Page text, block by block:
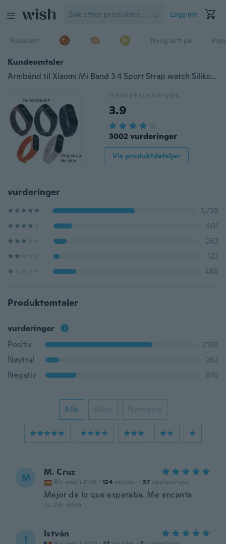
Logg inn
Populært Nylig sett på
Kundeomtaler
Armbånd til Xiaomi Mi Band 3 4 Sport Strap watch Silikon armbånd For xiaomi mi band 3 4 armbånd Miband 4 3 Strap
Helhetsinntrykk
3.9
3002 vurderinger
Vis produktdetaljer
vurderinger
1,729
401
262
122
488
Produktomtaler
vurderinger
Positiv
2130
Nøytral
262
Negativ
610
Alle Bilde Nyttigste
M M. Cruz
Ble med i 2016 · 124 omtaler · 37 opplastinger
Mejor de lo que esperaba. Me encanta
ca. 2 år siden
I István